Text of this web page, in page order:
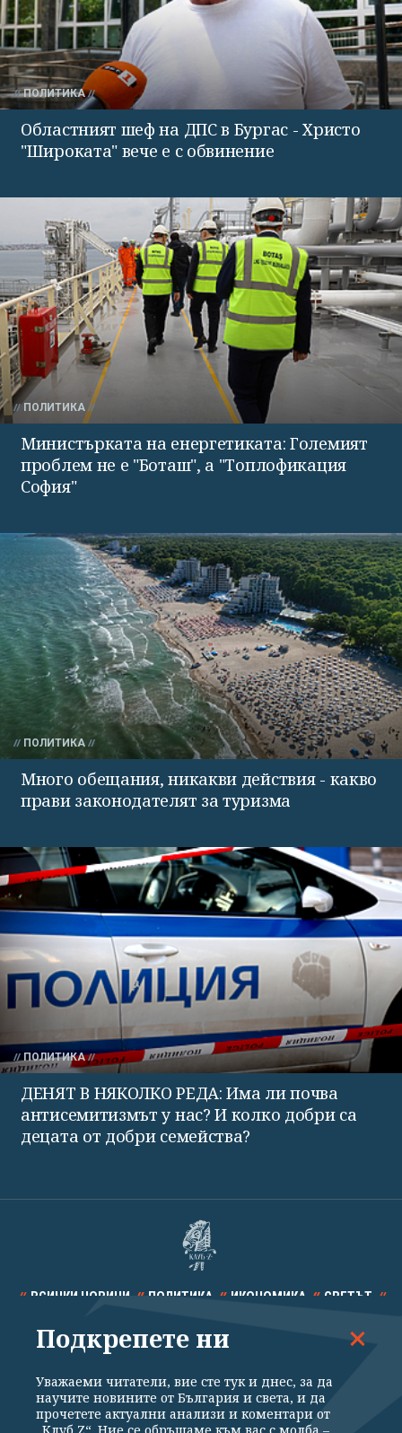
ПОЛИТИКА
Областният шеф на ДПС в Бургас - Христо
"Широката" вече е с обвинение
ПОЛИТИКА
Министърката на енергетиката: Големият
проблем не е "Боташ", а "Топлофикация
София"
ПОЛИТИКА
Много обещания, никакви действия - какво
прави законодателят за туризма
ПОЛИТИКА
ДЕНЯТ В НЯКОЛКО РЕДА: Има ли почва
антисемитизмът у нас? И колко добри са
децата от добри семейства?
ВСИЧКИ НОВИНИ ПОЛИТИКА ИКОНОМИКА СВЕТЪТ
СПОРТ КУЛТУРА ТЕХНОЛОГИИ КАЛЕЙДОСКОП
Подкрепете ни
Уважаеми читатели, вие сте тук и днес, за да
научите новините от България и света, и да
прочетете актуални анализи и коментари от